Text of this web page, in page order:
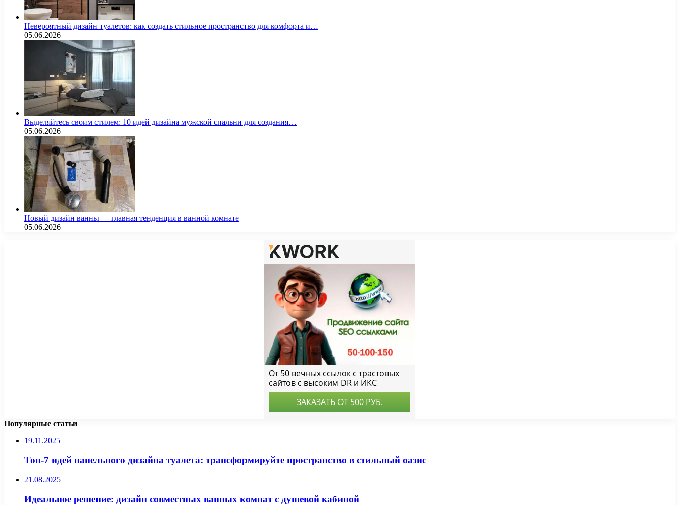
Невероятный дизайн туалетов: как создать стильное пространство для комфорта и…
05.06.2026
Выделяйтесь своим стилем: 10 идей дизайна мужской спальни для создания…
05.06.2026
Новый дизайн ванны — главная тенденция в ванной комнате
05.06.2026
Популярные статьи
19.11.2025
Топ-7 идей панельного дизайна туалета: трансформируйте пространство в стильный оазис
21.08.2025
Идеальное решение: дизайн совместных ванных комнат с душевой кабиной